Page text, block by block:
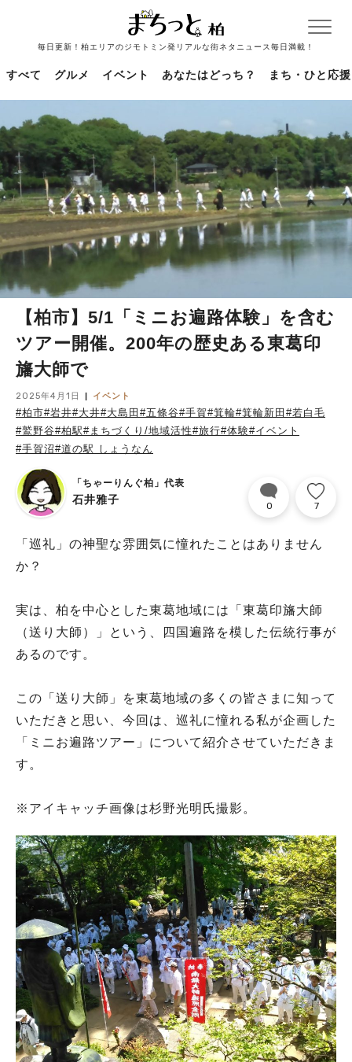
毎日更新！柏エリアのジモトミン発リアルな街ネタニュース毎日満載！
すべて グルメ イベント あなたはどっち？ まち・ひと応援
【柏市】5/1「ミニお遍路体験」を含む
ツアー開催。200年の歴史ある東葛印
旛大師で
2025年4月1日 イベント
#柏市#岩井#大井#大島田 #五條谷#手賀#箕輪#箕輪新田 #若白毛
#鷲野谷#柏駅#まちづくり/地域活性#旅行#体験#イベント
#手賀沼#道の駅 しょうなん
「ちゃーりんぐ柏」代表
石井雅子 0 7
「巡礼」の神聖な雰囲気に憧れたことはありません
か？
実は、柏を中心とした東葛地域には「東葛印旛大師
（送り大師）」という、四国遍路を模した伝統行事が
あるのです。
この「送り大師」を東葛地域の多くの皆さまに知って
いただきと思い、今回は、巡礼に憧れる私が企画した
「ミニお遍路ツアー」について紹介させていただきま
す。
※アイキャッチ画像は杉野光明氏撮影。